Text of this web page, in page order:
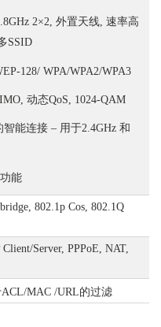
2×2, 外置天线, 速率高
SSID
128/ WPA/WPA2/WPA3
动态QoS, 1024-QAM
智能连接 – 用于2.4GHz 和
能
802.1p Cos, 802.1Q
Server, PPPoE, NAT,
MAC /URL的过滤